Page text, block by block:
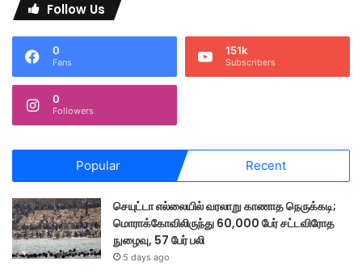
Follow Us
0
Fans
151k
Subscribers
0
Followers
Popular Recent
செயுட்டா எல்லையில் வரலாறு காணாத நெருக்கடி;
மொராக்கோவிலிருந்து 60,000 பேர் சட்டவிரோத
நுழைவு, 57 பேர் பலி
5 days ago